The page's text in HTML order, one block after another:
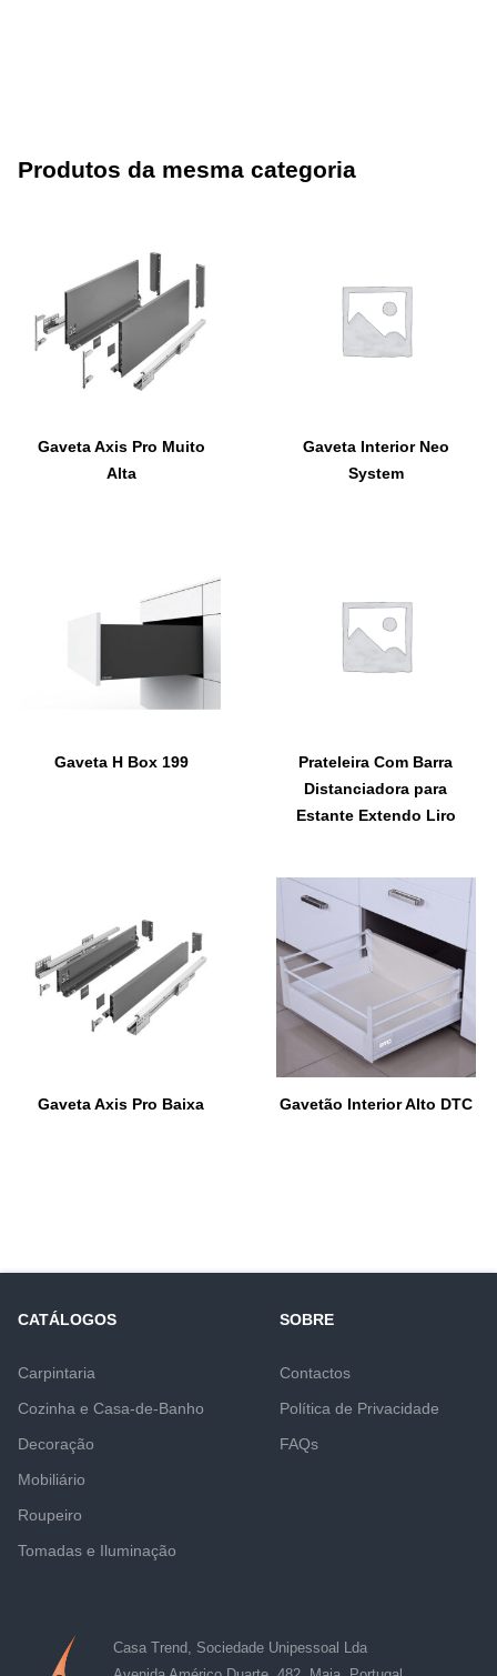
Produtos da mesma categoria
Gaveta Axis Pro Muito
Alta
Gaveta Interior Neo
System
Gaveta H Box 199
Prateleira Com Barra
Distanciadora para
Estante Extendo Liro
Gaveta Axis Pro Baixa Gavetão Interior Alto DTC
CATÁLOGOS
Carpintaria
Cozinha e Casa-de-Banho
Decoração
Mobiliário
Roupeiro
Tomadas e Iluminação
SOBRE
Contactos
Política de Privacidade
FAQs
Casa Trend, Sociedade Unipessoal Lda